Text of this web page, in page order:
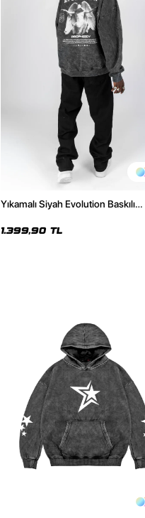
Yıkamalı Siyah Evolution Baskılı
1.399,90 TL